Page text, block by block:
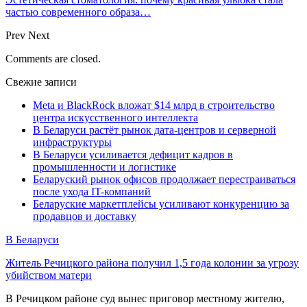
частью современного образа…
Prev Next
Comments are closed.
Свежие записи
Meta и BlackRock вложат $14 млрд в строительство
центра искусственного интеллекта
В Беларуси растёт рынок дата-центров и серверной
инфраструктуры
В Беларуси усиливается дефицит кадров в
промышленности и логистике
Беларуский рынок офисов продолжает перестраиваться
после ухода IT-компаний
Беларуские маркетплейсы усиливают конкуренцию за
продавцов и доставку
В Беларуси
Житель Речицкого района получил 1,5 года колонии за угрозу
убийством матери
В Речицком районе суд вынес приговор местному жителю,